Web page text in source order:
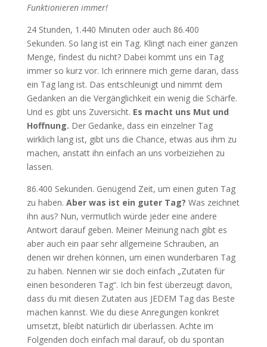
Funktionieren immer!
24 Stunden, 1.440 Minuten oder auch 86.400
Sekunden. So lang ist ein Tag. Klingt nach einer ganzen
Menge, findest du nicht? Dabei kommt uns ein Tag
immer so kurz vor. Ich erinnere mich gerne daran, dass
ein Tag lang ist. Das entschleunigt und nimmt dem
Gedanken an die Vergänglichkeit ein wenig die Schärfe.
Und es gibt uns Zuversicht. Es macht uns Mut und
Hoffnung. Der Gedanke, dass ein einzelner Tag
wirklich lang ist, gibt uns die Chance, etwas aus ihm zu
machen, anstatt ihn einfach an uns vorbeiziehen zu
lassen.
86.400 Sekunden. Genügend Zeit, um einen guten Tag
zu haben. Aber was ist ein guter Tag? Was zeichnet
ihn aus? Nun, vermutlich würde jeder eine andere
Antwort darauf geben. Meiner Meinung nach gibt es
aber auch ein paar sehr allgemeine Schrauben, an
denen wir drehen können, um einen wunderbaren Tag
zu haben. Nennen wir sie doch einfach „Zutaten für
einen besonderen Tag“. Ich bin fest überzeugt davon,
dass du mit diesen Zutaten aus JEDEM Tag das Beste
machen kannst. Wie du diese Anregungen konkret
umsetzt, bleibt natürlich dir überlassen. Achte im
Folgenden doch einfach mal darauf, ob du spontan